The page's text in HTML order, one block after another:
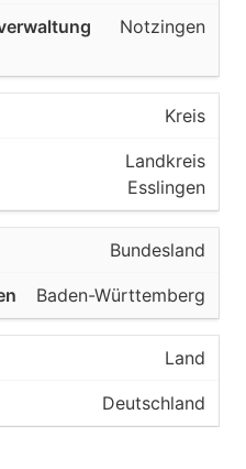
Notzingen
Kreis
Landkreis
Esslingen
Bundesland
Baden-Württemberg
Land
Deutschland